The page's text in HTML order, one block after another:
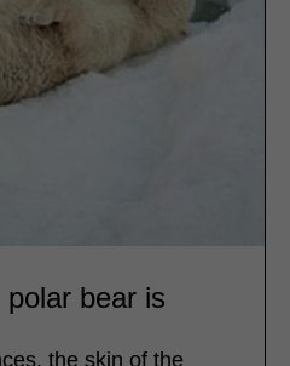
bear is
the skin of the